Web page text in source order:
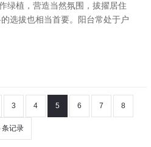
绿植，营造当然氛围，拔擢居住
选拔也相当首要。阳台常处于户
3 4 5 6 7 8
条记录